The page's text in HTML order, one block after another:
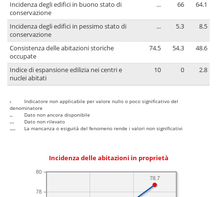
Incidenza degli edifici in buono stato di
conservazione
... 66 64.1
Incidenza degli edifici in pessimo stato di
conservazione
... 5.3 8.5
Consistenza delle abitazioni storiche
occupate
74.5 54.3 48.6
Indice di espansione edilizia nei centri e
nuclei abitati
10 0 2.8
-
Indicatore non applicabile per valore nullo o poco significativo del
denominatore
..
Dato non ancora disponibile
...
Dato non rilevato
....
La mancanza o esiguità del fenomeno rende i valori non significativi
Incidenza delle abitazioni in proprietà
78
80
78.7